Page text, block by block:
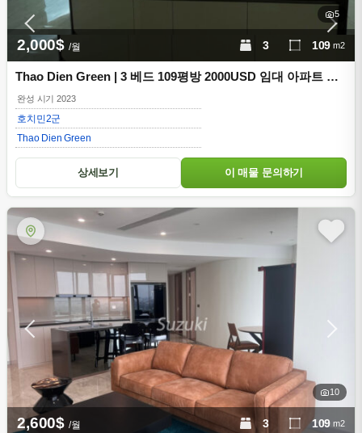
5
Thao Dien Green | 3 베드 109평방 2000USD 임대 아파트 콘
도미니엄 호치민 2구
완성 시기 2023
호치민2군
Thao Dien Green
3 109 m2
2,000$ /월
상세보기 이 매물 문의하기
10
3 109 m2
2,600$ /월